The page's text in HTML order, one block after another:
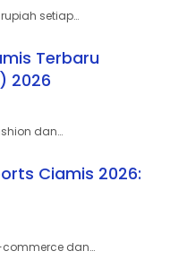
setiap…
Terbaru
2026
dan…
Ciamis 2026:
dan…